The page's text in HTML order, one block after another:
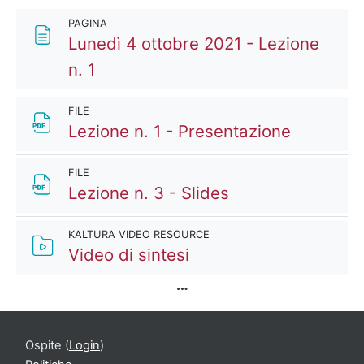
PAGINA
Lunedì 4 ottobre 2021 - Lezione
n. 1
FILE
Lezione n. 1 - Presentazione
FILE
Lezione n. 3 - Slides
KALTURA VIDEO RESOURCE
Video di sintesi
Ospite (Login)